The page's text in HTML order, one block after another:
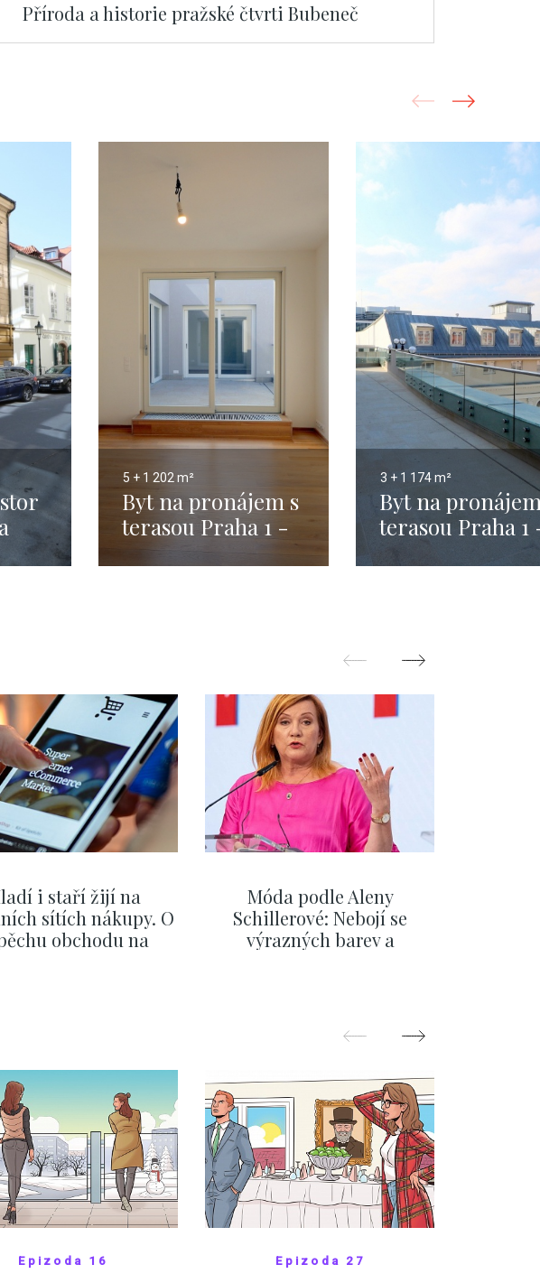
Příroda a historie pražské čtvrti Bubeneč
5 + 1 202 m²
Byt na pronájem s
terasou Praha 1 -
3 + 1 174 m²
Byt na
terasou Praha 1
174m
i staří žijí na
sítích nákupy. O
obchodu na
Móda podle Aleny
Schillerové: Nebojí se
výrazných barev a
Epizoda 16 Epizoda 27